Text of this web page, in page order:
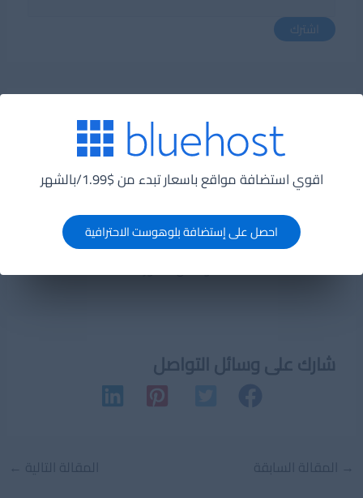
اقوي استضافة مواقع باسعار تبدء من $1.99/بالشهر
احصل على إستضافة بلوهوست الاحترافية
اشترك
عن الكاتب
Amr AbdElkarem
مؤسس مطور
شارك على وسائل التواصل
Post
→ المقالة السابقة المقالة التالية ←